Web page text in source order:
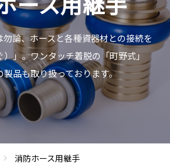
論、ホースと各種資器材との接続を
」。ワンタッチ着脱の「町野式」
製品も取り扱っております。
消防ホース用継手